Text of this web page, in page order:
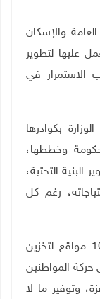
والإسكان
عليها لتطوير
الاستمرار في
بكوادرها
وخططها،
التحتية،
رغم كل
وقدم طاقم الوزارة عرضًا تضمن تحديد 10 مواقع لتخزين
حركة المواطنين
وتوفير ما لا